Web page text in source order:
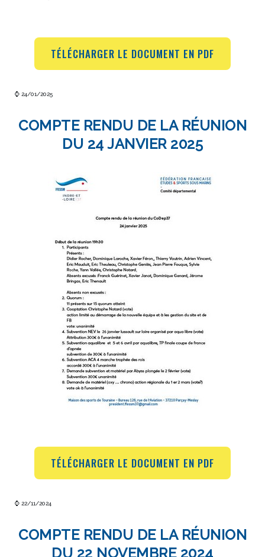
TÉLÉCHARGER LE DOCUMENT EN PDF
⌚ 24/01/2025
COMPTE RENDU DE LA RÉUNION
DU 24 JANVIER 2025
TÉLÉCHARGER LE DOCUMENT EN PDF
⌚ 22/11/2024
COMPTE RENDU DE LA RÉUNION
DU 22 NOVEMBRE 2024